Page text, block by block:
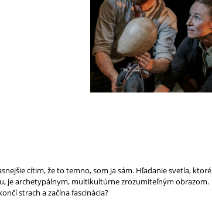
cítim, že to temno, som ja sám. Hľadanie svetla, ktoré
je archetypálnym, multikultúrne zrozumiteľným obrazom.
strach a začína fascinácia?